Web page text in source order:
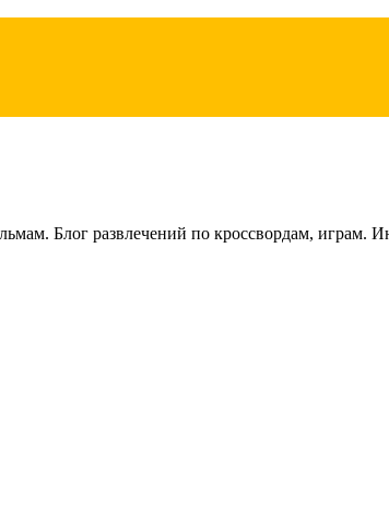
Блог развлечений по кроссвордам, играм.